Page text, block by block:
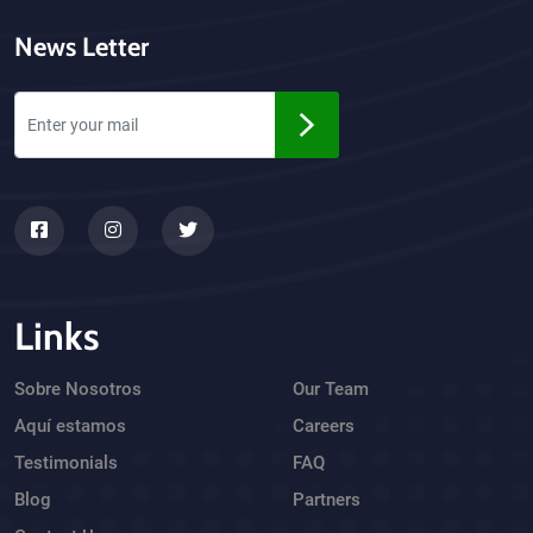
News Letter
Links
Sobre Nosotros
Aquí estamos
Testimonials
Blog
Our Team
Careers
FAQ
Partners